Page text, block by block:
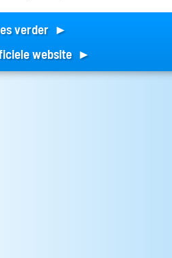
verder ►
website ►